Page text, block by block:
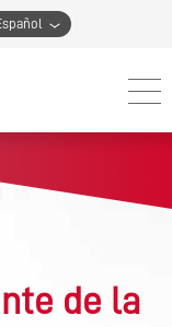
de la